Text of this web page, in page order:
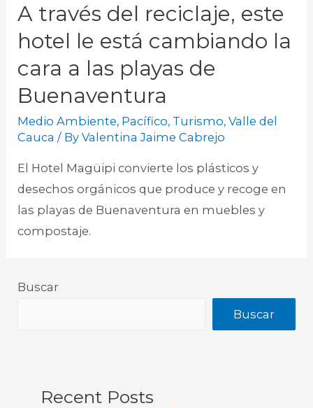
A través del reciclaje, este
hotel le está cambiando la
cara a las playas de
Buenaventura
Medio Ambiente, Pacífico, Turismo,Valle del
Cauca / ByValentina Jaime Cabrejo
El Hotel Magüipi convierte los plásticos y
desechos orgánicos que produce y recoge en
las playas de Buenaventura en muebles y
compostaje.
Buscar
Buscar
Recent Posts